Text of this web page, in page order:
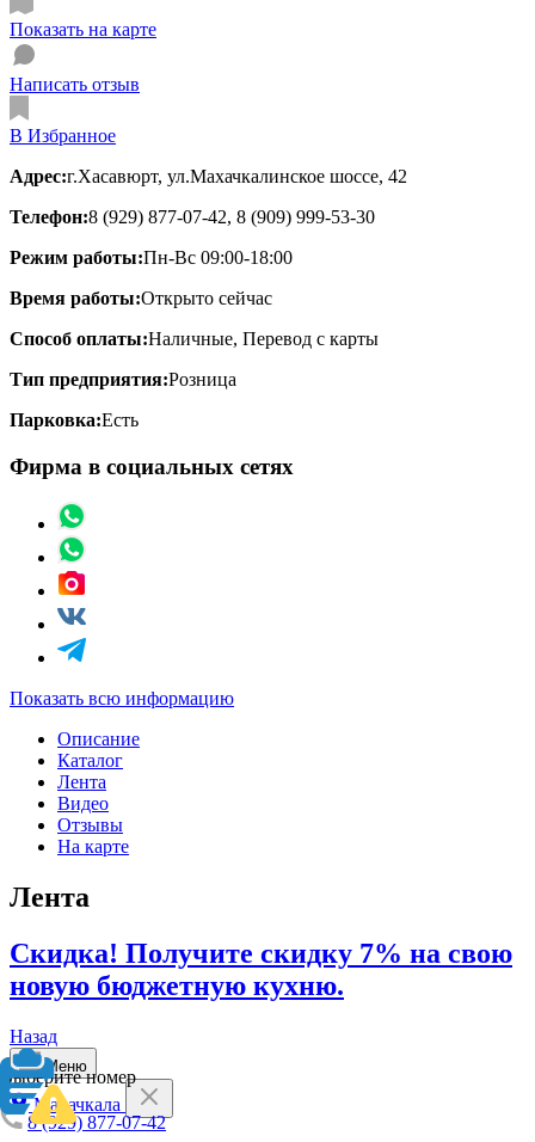
Показать на карте
Написать отзыв
В Избранное
Адрес:г.Хасавюрт, ул.Махачкалинское шоссе, 42
Телефон:8 (929) 877-07-42, 8 (909) 999-53-30
Режим работы:Пн-Вс 09:00-18:00
Время работы:Открыто сейчас
Способ оплаты:Наличные, Перевод с карты
Тип предприятия:Розница
Парковка:Есть
Фирма в социальных сетях
Показать всю информацию
Описание
Каталог
Лента
Видео
Отзывы
На карте
Лента
Скидка! Получите скидку 7% на свою
новую бюджетную кухню.
Назад
Выберите номер
8 (929) 877-07-42
Меню
Махачкала